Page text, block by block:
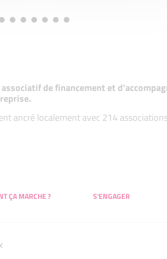
de financement et
ancré localement avec 214
ÇA MARCHE ? S'ENGAGER